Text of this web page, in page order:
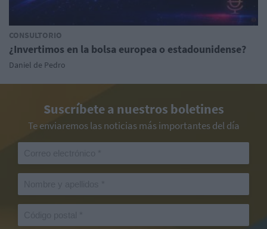
CONSULTORIO
¿Invertimos en la bolsa europea o estadounidense?
Daniel de Pedro
Suscríbete a nuestros boletines
Te enviaremos las noticias más importantes del día